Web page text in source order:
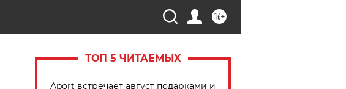
16+
ТОП 5 ЧИТАЕМЫХ
Aport встречает август подарками и